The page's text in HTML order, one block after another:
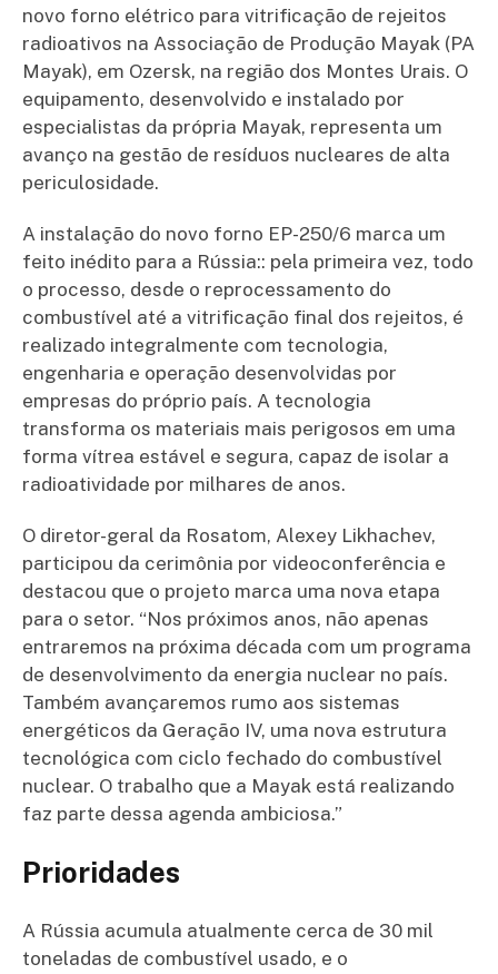
novo forno elétrico para vitrificação de rejeitos
radioativos na Associação de Produção Mayak (PA
Mayak), em Ozersk, na região dos Montes Urais. O
equipamento, desenvolvido e instalado por
especialistas da própria Mayak, representa um
avanço na gestão de resíduos nucleares de alta
periculosidade.
A instalação do novo forno EP-250/6 marca um
feito inédito para a Rússia:: pela primeira vez, todo
o processo, desde o reprocessamento do
combustível até a vitrificação final dos rejeitos, é
realizado integralmente com tecnologia,
engenharia e operação desenvolvidas por
empresas do próprio país. A tecnologia
transforma os materiais mais perigosos em uma
forma vítrea estável e segura, capaz de isolar a
radioatividade por milhares de anos.
O diretor-geral da Rosatom, Alexey Likhachev,
participou da cerimônia por videoconferência e
destacou que o projeto marca uma nova etapa
para o setor. “Nos próximos anos, não apenas
entraremos na próxima década com um programa
de desenvolvimento da energia nuclear no país.
Também avançaremos rumo aos sistemas
energéticos da Geração IV, uma nova estrutura
tecnológica com ciclo fechado do combustível
nuclear. O trabalho que a Mayak está realizando
faz parte dessa agenda ambiciosa.”
Prioridades
A Rússia acumula atualmente cerca de 30 mil
toneladas de combustível usado, e o